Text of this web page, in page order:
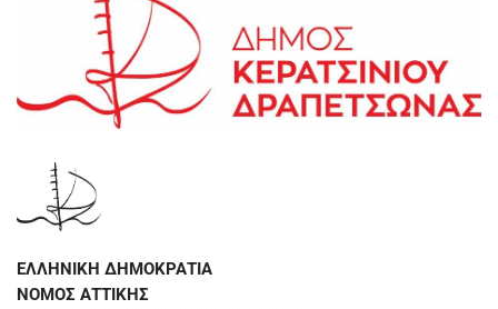
ΕΛΛΗΝΙΚΗ ΔΗΜΟΚΡΑΤΙΑ
ΝΟΜΟΣ ΑΤΤΙΚΗΣ